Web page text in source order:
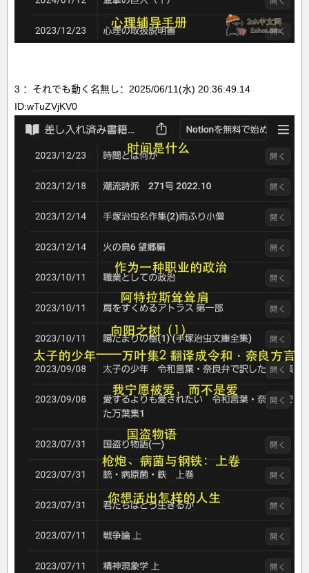
3 ：それでも動く名無し：2025/06/11(水) 20:36:49.14
ID:wTuZVjKV0